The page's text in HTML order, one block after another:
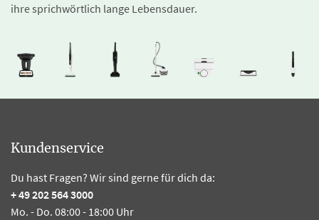
ihre sprichwörtlich lange Lebensdauer.
Kundenservice
Du hast Fragen? Wir sind gerne für dich da:
+ 49 202 564 3000
Mo. - Do. 08:00 - 18:00 Uhr